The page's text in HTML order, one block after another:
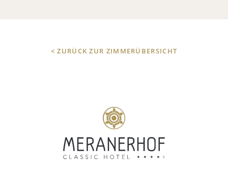
< ZURÜCK ZUR ZIMMERÜBERSICHT